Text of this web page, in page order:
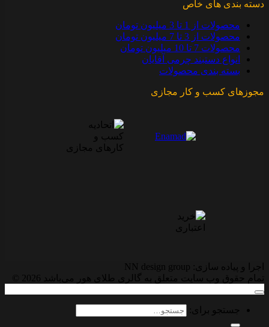
دسته بندی های خاص
محصولات از 1 تا 3 میلیون تومان
محصولات از 3 تا 7 میلیون تومان
محصولات 7 تا 10 میلیون تومان
انواع دستبند چرمی آقایان
بسته بندی محصولات
مجوزهای کسب و کار مجازی
اجرا و پیاده سازی: NN design group
تمام حقوق وب سایت متعلق به گالری طلای هور می‌باشد 2026 ©
جستجو برای: